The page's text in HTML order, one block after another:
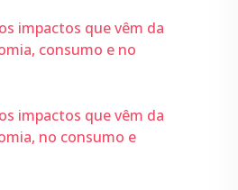
impactos que vêm da
consumo e no
impactos que vêm da
no consumo e